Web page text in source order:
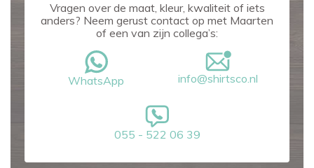
Vragen over de maat, kleur, kwaliteit of iets
anders? Neem gerust contact op met Maarten
of een van zijn collega’s:
WhatsApp info@shirtsco.nl
055 - 522 06 39